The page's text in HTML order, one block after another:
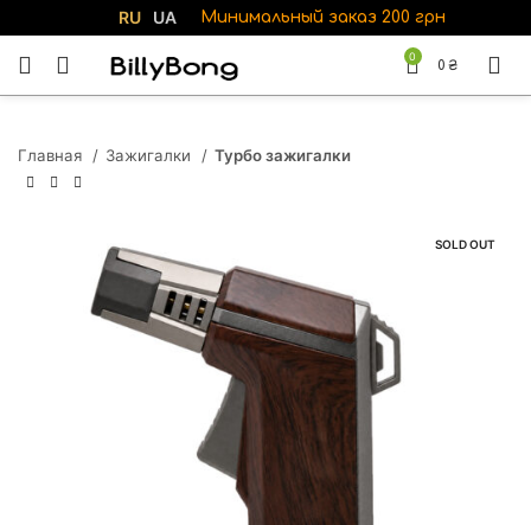
RU UA Минимальный заказ 200 грн
0
0 ₴
Главная Зажигалки Турбо зажигалки
SOLD OUT